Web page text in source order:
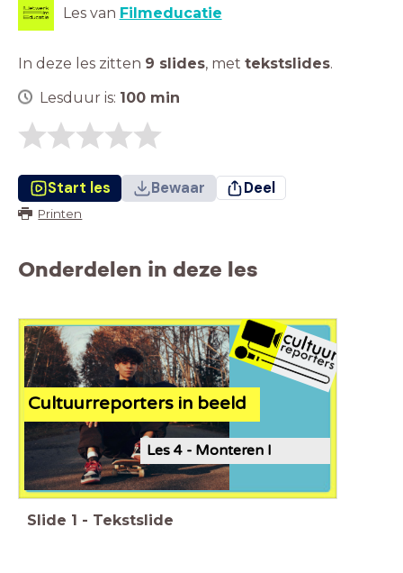
Les van Filmeducatie
In deze les zitten 9 slides, met tekstslides.
Lesduur is: 100 min
Start les Bewaar Deel
Printen
Onderdelen in deze les
Les 4 - Monteren I
Cultuurreporters in beeld
Slide 1 - Tekstslide